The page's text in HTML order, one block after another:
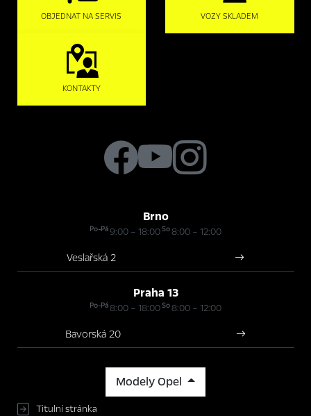
OBJEDNAT NA SERVIS VOZY SKLADEM
KONTAKTY
Brno
Po-Pá9:00 – 18:00So8:00 – 12:00
Veslařská 2
Praha 13
Po-Pá8:00 – 18:00So8:00 – 12:00
Bavorská 20
Modely Opel
Titulní stránka